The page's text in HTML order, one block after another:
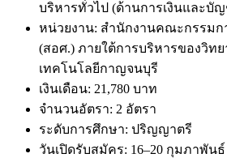
บริหารทั่วไป (ด้านการเงินและบั
หน่วยงาน: สำนักงานคณะกรรมก
(สอศ.) ภายใต้การบริหารของวิทย
เทคโนโลยีกาญจนบุรี
เงินเดือน: 21,780 บาท
จำนวนอัตรา: 2 อัตรา
ระดับการศึกษา: ปริญญาตรี
วันเปิดรับสมัคร: 16–20 กุมภาพันธ์